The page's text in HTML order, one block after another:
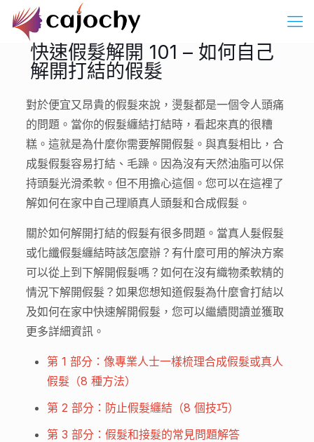
快速假髮解開 101 – 如何自己
解開打結的假髮
對於便宜又昂貴的假髮來說，燙髮都是一個令人頭痛
的問題。當你的假髮纏結打結時，看起來真的很糟
糕。這就是為什麼你需要解開假髮。與真髮相比，合
成髮假髮容易打結、毛躁。因為沒有天然油脂可以保
持頭髮光滑柔軟。但不用擔心這個。您可以在這裡了
解如何在家中自己理順真人頭髮和合成假髮。
關於如何解開打結的假髮有很多問題。當真人髮假髮
或化纖假髮纏結時該怎麼辦？有什麼可用的解決方案
可以從上到下解開假髮嗎？如何在沒有織物柔軟精的
情況下解開假髮？如果您想知道假髮為什麼會打結以
及如何在家中快速解開假髮，您可以繼續閱讀並獲取
更多詳細資訊。
第 1 部分：像專業人士一樣梳理合成假髮或真人
假髮（8 種方法）
第 2 部分：防止假髮纏結（8 個技巧）
第 3 部分：假髮和接髮的常見問題解答